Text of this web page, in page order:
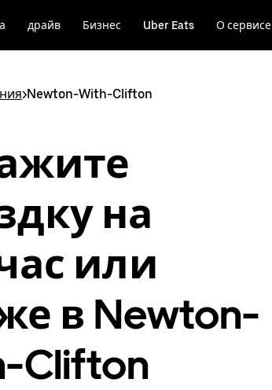
драйв Бизнес Uber Eats О сервисе
>Newton-With-Clifton
на
или
в Newton-
Clifton